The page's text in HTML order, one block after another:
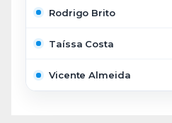
Rodrigo Brito
Taíssa Costa
Vicente Almeida